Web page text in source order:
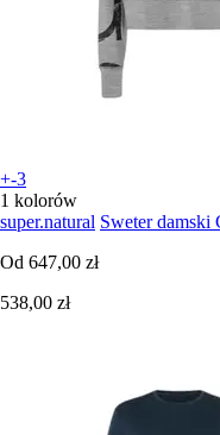
+-3
1 kolorów
super.natural Sweter damski
Od 647,00 zł
538,00 zł